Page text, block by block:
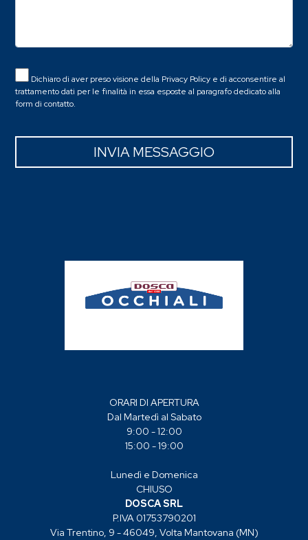
Dichiaro di aver preso visione della Privacy Policy e di acconsentire al
trattamento dati per le finalità in essa esposte al paragrafo dedicato alla
form di contatto.
INVIA MESSAGGIO
ORARI DI APERTURA
Dal Martedì al Sabato
9:00 - 12:00
15:00 - 19:00
Lunedì e Domenica
CHIUSO
DOSCA SRL
P.IVA 01753790201
Via Trentino, 9 - 46049, Volta Mantovana (MN)